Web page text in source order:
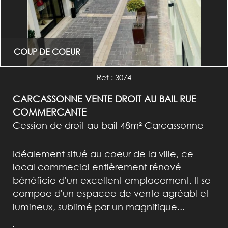
COUP DE COEUR
Ref : 3074
CARCASSONNE VENTE DROIT AU BAIL RUE
COMMERCANTE
Cession de droit au bail 48m² Carcassonne
Idéalement situé au coeur de la ville, ce
local commecial entièrement rénové
bénéficie d'un excellent emplacement. Il se
compoe d'un espacee de vente agréabl et
lumineux, sublimé par un magnifique...